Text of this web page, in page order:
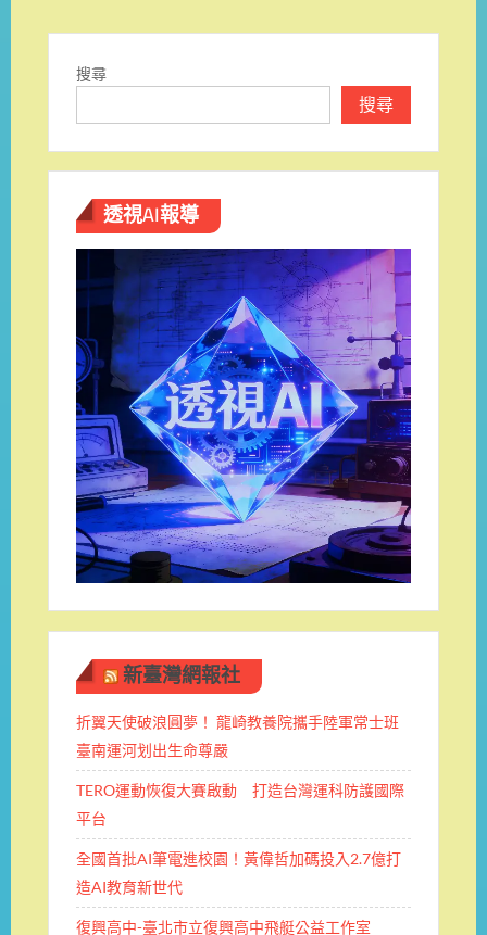
覽
搜尋
搜尋
透視AI報導
新臺灣網報社
折翼天使破浪圓夢！ 龍崎教養院攜手陸軍常士班 ​
臺南運河划出生命尊嚴
TERO運動恢復大賽啟動 打造台灣運科防護國際
平台
全國首批AI筆電進校園！黃偉哲加碼投入2.7億打
造AI教育新世代
復興高中-臺北市立復興高中飛艇公益工作室